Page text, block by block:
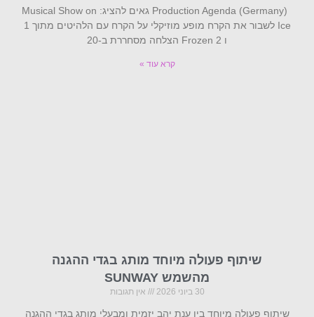
Production Agenda (Germany) גאים להציג: Musical Show on
Ice לשבור את הקרח מופע מוזיקלי על הקרח עם הלהיטים מתוך 1
ו Frozen 2 הצלחה מסחררת ב-20
קרא עוד »
שיתוף פעולה מיוחד מותג בגדי ההגנה
מהשמש SUNWAY
30 ביוני 2026 אין תגובות
שיתוף פעולה מיוחד בין ענת יהב יזמית ומבעלי מותג בגדי ההגנה